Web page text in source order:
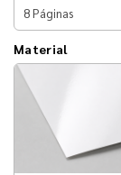
Material